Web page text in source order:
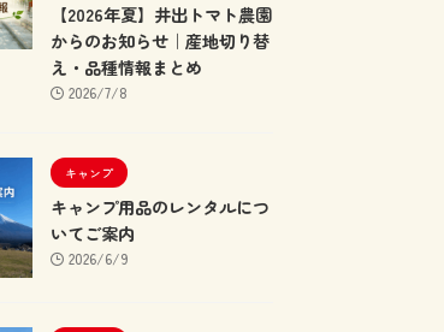
【2026年夏】井出トマト農園
からのお知らせ｜産地切り替
え・品種情報まとめ
2026/7/8
キャンプ
キャンプ用品のレンタルにつ
いてご案内
2026/6/9